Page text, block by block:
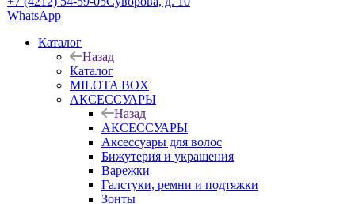
WhatsApp
Каталог
Назад
Каталог
MILOTA BOX
АКСЕССУАРЫ
Назад
АКСЕССУАРЫ
Аксессуары для волос
Бижутерия и украшения
Варежки
Галстуки, ремни и подтяжки
Зонты